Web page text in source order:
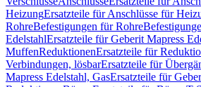
HeizungErsatzteile für Anschlüsse für
RohreBefestigungen für Rohre
EdelstahlErsatzteile für Geberit Mapress
MuffenReduktionenErsatzteile für
Verbindungen, lösbarErsatzteile für
Mapress Edelstahl, GasErsatzteile für